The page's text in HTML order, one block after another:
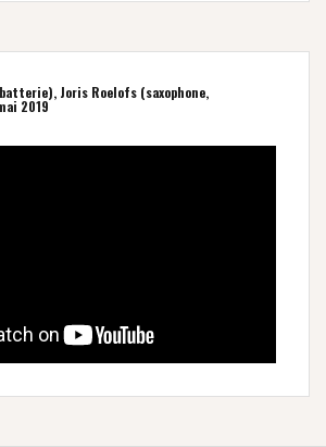
Joris Roelofs (saxophone,
2019